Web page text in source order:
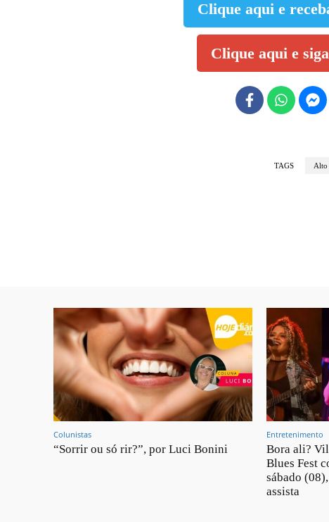
Clique aqui e
Clique aqui e
TAGS Alto
Colunistas
“Sorrir ou só rir?”, por Luci Bonini
Entretenimento
Bora ali?
Blues Fest
sábado
assista